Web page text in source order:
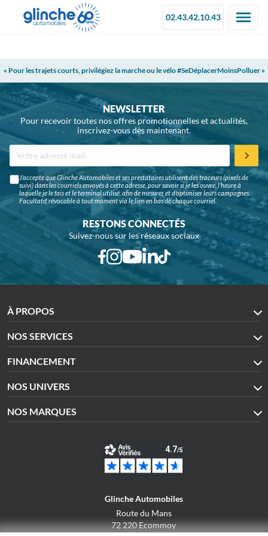
02.43.42.10.43
« Pour les trajets courts, privilégiez la marche ou le vélo #SeDéplacerMoinsPolluer »
NEWSLETTER
Pour recevoir toutes nos offres promotionnelles et actualités,
inscrivez-vous dès maintenant.
J'accepte que Glinche Automobiles et ses prestataires utilisent des traceurs (pixels de
suivi) dans les courriels envoyés à cette adresse, pour savoir si je les ouvre, l'heure à
laquelle je le fais et le terminal utilisé, afin de mesurer et d'optimiser leurs campagnes.
Facultatif, révocable à tout moment via le lien en bas de chaque courriel.
RESTONS CONNECTÉS
Suivez-nous sur les réseaux sociaux
À PROPOS
NOS SERVICES
FINANCEMENT
NOS UNIVERS
NOS MARQUES
Glinche Automobiles
Route du Mans
72 220 Ecommoy